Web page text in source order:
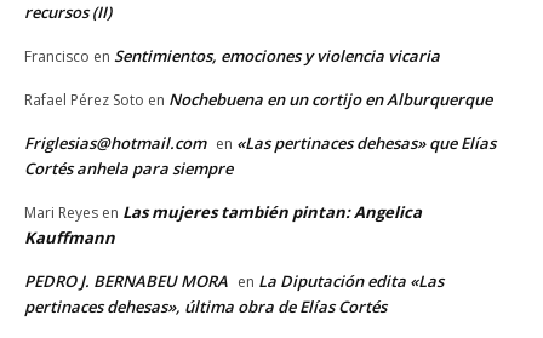
recursos (II)
Francisco en Sentimientos, emociones y violencia vicaria
Rafael Pérez Soto en Nochebuena en un cortijo en Alburquerque
Friglesias@hotmail.com en «Las pertinaces dehesas» que Elías
Cortés anhela para siempre
Mari Reyes en Las mujeres también pintan: Angelica
Kauffmann
PEDRO J. BERNABEU MORA en La Diputación edita «Las
pertinaces dehesas», última obra de Elías Cortés